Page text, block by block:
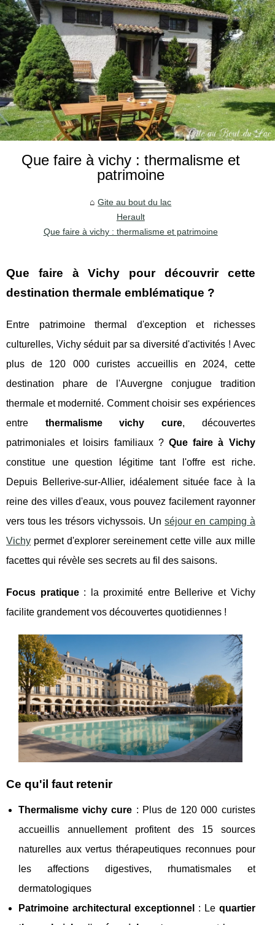
Que faire à vichy : thermalisme et
patrimoine
Gite au bout du lac
Herault
Que faire à vichy : thermalisme et patrimoine
Que faire à Vichy pour découvrir cette
destination thermale emblématique ?
Entre patrimoine thermal d'exception et richesses
culturelles, Vichy séduit par sa diversité d'activités ! Avec
plus de 120 000 curistes accueillis en 2024, cette
destination phare de l'Auvergne conjugue tradition
thermale et modernité. Comment choisir ses expériences
entre thermalisme vichy cure, découvertes
patrimoniales et loisirs familiaux ? Que faire à Vichy
constitue une question légitime tant l'offre est riche.
Depuis Bellerive-sur-Allier, idéalement située face à la
reine des villes d'eaux, vous pouvez facilement rayonner
vers tous les trésors vichyssois. Unséjour en camping à
Vichy permet d'explorer sereinementcette ville aux mille
facettes qui révèle ses secrets au fil des saisons.
Focus pratique: la proximité entre Bellerive et Vichy
facilite grandement vos découvertes quotidiennes !
Ce qu'il faut retenir
Thermalisme vichy cure : Plus de 120 000 curistes
accueillis annuellement profitent des 15 sources
naturelles aux vertus thérapeutiques reconnues pour
les affections digestives, rhumatismales et
dermatologiques
Patrimoine architectural exceptionnel
: Le quartier